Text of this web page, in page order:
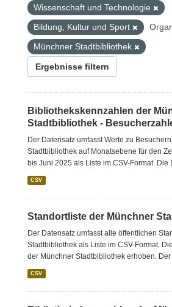
Wissenschaft und Technologie
Bildung, Kultur und Sport
Münchner Stadtbibliothek
Ergebnisse filtern
Bibliothekskennzahlen der
Stadtbibliothek -
Der Datensatz umfasst Werte zu
Stadtbibliothek auf Monatsebene für den
bis Juni 2025 als Liste im CSV-Format. Die
CSV
Standortliste der Münchner
Der Datensatz umfasst alle öffentlichen
Stadtbibliothek als Liste im CSV-Format.
der Münchner Stadtbibliothek erhoben. Der
CSV